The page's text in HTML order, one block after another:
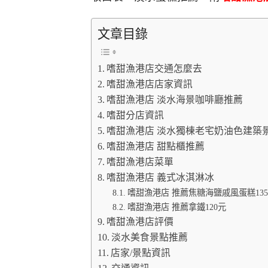
文章目錄
嗜甜漁港店交通怎麼去
嗜甜漁港店店家資訊
嗜甜漁港店 淡水海景咖啡廳推薦
嗜甜分店資訊
嗜甜漁港店 淡水獨棟老宅奶油色建築
嗜甜漁港店 甜點櫃推薦
嗜甜漁港店菜單
嗜甜漁港店 義式冰淇淋冰
嗜甜漁港店 推薦焦糖海鹽戚風蛋糕
嗜甜漁港店 推薦拿鐵120元
嗜甜漁港店評價
淡水美食景點推薦
店家/景點資訊